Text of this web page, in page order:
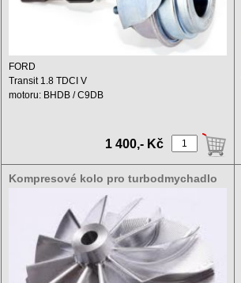
FORD
Transit 1.8 TDCI V
motoru: BHDB / C9DB
1 400,- Kč
Kompresové kolo pro turbodmychadlo
Ford Transit 1.8 TDCI 1A02746A ,
802419-5006S 66KW